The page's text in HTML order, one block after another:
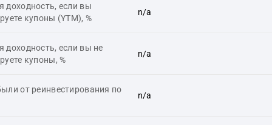
доходность, если вы
купоны (YTM), %
n/a
доходность, если вы не
купоны, %
n/a
от реинвестирования по
n/a